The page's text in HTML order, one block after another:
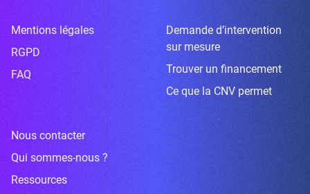
Mentions légales
RGPD
FAQ
Demande d’intervention
sur mesure
Trouver un financement
Ce que la CNV permet
Nous contacter
Qui sommes-nous ?
Ressources